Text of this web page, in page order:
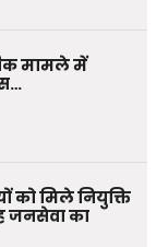
मामले में
को मिले नियुक्ति
जनसेवा का